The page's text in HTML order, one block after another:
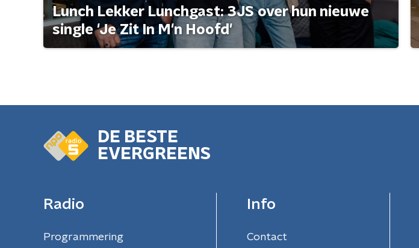
Lunch Lekker Lunchgast: 3JS over hun nieuwe
single 'Je Zit In M'n Hoofd'
DE BESTE
EVERGREENS
Radio
Programmering
Info
Contact